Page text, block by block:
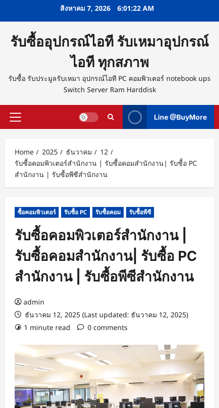
สิงหาคม 7, 2026 6:01:23 AM
รับซื้ออุปกรณ์ไอที รับเหมาอุปกรณ์
ไอที ทุกสภาพ
รับซื้อ รับประมูลรับเหมา อุปกรณ์ไอที PC คอมพิวเตอร์ notebook ups
Switch Server Ram Harddisk
Primary
Line @BuyMore
Home 2025 ธันวาคม
12
รับซื้อคอมพิวเตอร์สำนักงาน | รับซื้อคอมสำนักงาน| รับซื้อ PC
สำนักงาน | รับซื้อพีซีสำนักงาน
ซื้อคอมพิวเตอร์ รับซื้อ PC รับซื้อคอม รับซื้อพีซี
รับซื้อคอมพิวเตอร์สำนักงาน |
รับซื้อคอมสำนักงาน| รับซื้อ PC
สำนักงาน | รับซื้อพีซีสำนักงาน
admin
ธันวาคม 12, 2025 (Last updated: ธันวาคม 12, 2025)
1 minute read
0 comments